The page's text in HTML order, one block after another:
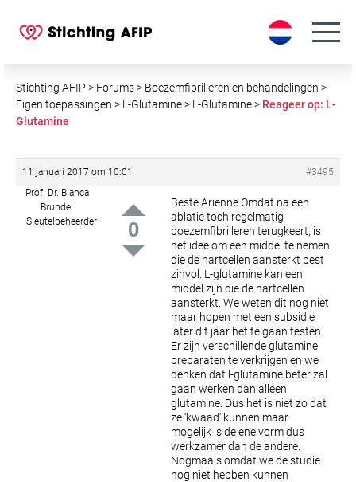
Stichting AFIP > Forums> Boezemfibrilleren en behandelingen >
Eigen toepassingen > L-Glutamine> L-Glutamine> Reageer op: L-
Glutamine
11 januari 2017 om 10:01
#3495
Prof. Dr. Bianca
Brundel
Sleutelbeheerder
0
Beste ArienneOmdat na een
ablatie toch regelmatig
boezemfibrilleren terugkeert, is
het idee om een middel te nemen
die de hartcellen aansterkt best
zinvol. L-glutamine kan een
middel zijn die de hartcellen
aansterkt. We weten dit nog niet
maar hopen met een subsidie
later dit jaar het te gaan testen.
Er zijn verschillende glutamine
preparaten te verkrijgen en we
denken dat l-glutamine beter zal
gaan werken dan alleen
glutamine. Dus het is niet zo dat
ze ‘kwaad’ kunnen maar
mogelijk is de ene vorm dus
werkzamer dan de andere.
Nogmaals omdat we de studie
nog niet hebben kunnen